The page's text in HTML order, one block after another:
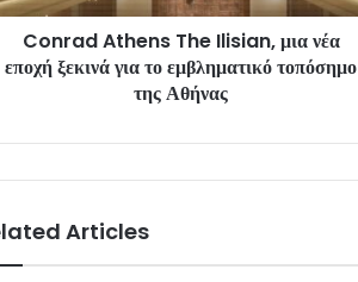
Conrad Athens The Ilisian, μια νέα
εποχή ξεκινά για το εμβληματικό τοπόσημο
της Αθήνας
Articles